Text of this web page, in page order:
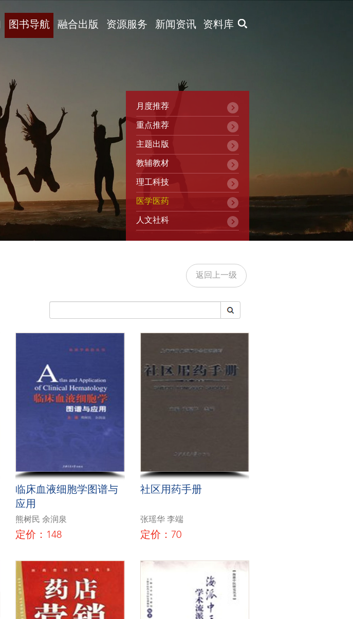
X
图书导航 融合出版 资源服务 新闻资讯 资料库
月度推荐
重点推荐
主题出版
教辅教材
理工科技
医学医药
人文社科
返回上一级
临床血液细胞学图谱与
应用
熊树民 余润泉
定价：148
社区用药手册
张瑶华 李端
定价：70